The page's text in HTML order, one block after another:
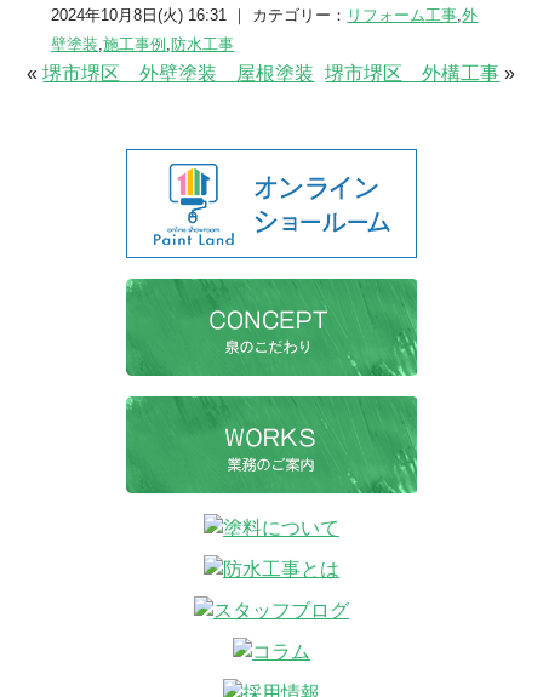
2024年10月8日(火) 16:31 ｜ カテゴリー： リフォーム工事,外
壁塗装,施工事例 ,防水工事
«堺市堺区 外壁塗装 屋根塗装 堺市堺区 外構工事 »